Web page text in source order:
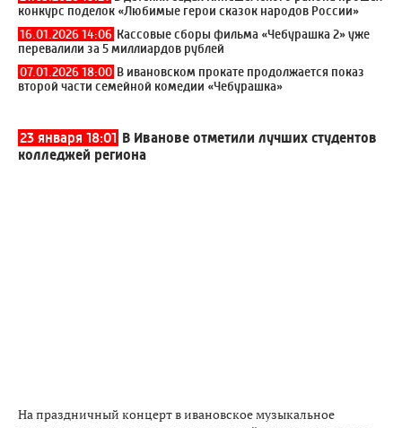
конкурс поделок «Любимые герои сказок народов России»
16.01.2026 14:06 Кассовые сборы фильма «Чебурашка 2» уже
перевалили за 5 миллиардов рублей
07.01.2026 18:00 В ивановском прокате продолжается показ
второй части семейной комедии «Чебурашка»
23 января 18:01 В Иванове отметили лучших студентов
колледжей региона
На праздничный концерт в ивановское музыкальное